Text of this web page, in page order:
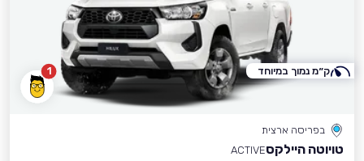
1
בפריסה ארצית
טויוטה היילקסACTIVE
ק״מ נמוך במיוחד